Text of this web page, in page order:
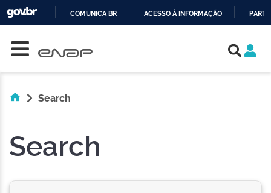
COMUNICA BR ACESSO À INFORMAÇÃO
Search
Search